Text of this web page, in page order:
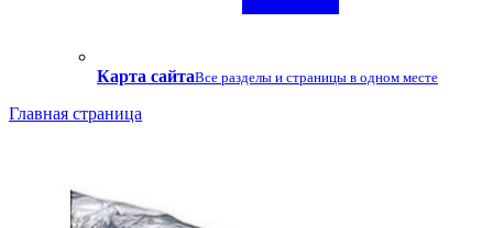
Карта сайтаВсе разделы и страницы в одном месте
Главная страница